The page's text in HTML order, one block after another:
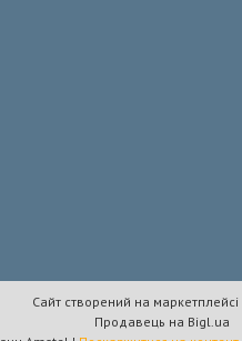
Сайт створений на маркетплейсі
Продавець на Bigl.ua